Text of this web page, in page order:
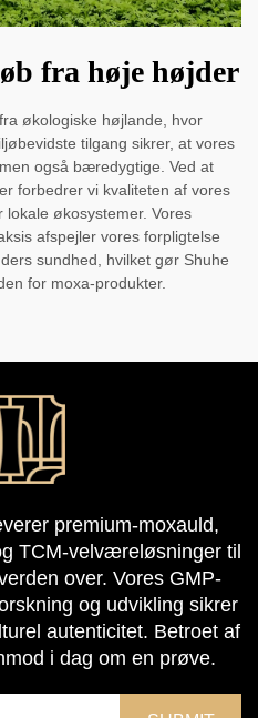
fra høje højder
økologiske højlande, hvor
tilgang sikrer, at vores
også bæredygtige. Ved at
forbedrer vi kvaliteten af vores
økosystemer. Vores
afspejler vores forpligtelse
sundhed, hvilket gør Shuhe
for moxa-produkter.
premium-moxauld,
TCM-velværeløsninger til
over. Vores GMP-
og udvikling sikrer
autenticitet. Betroet af
i dag om en prøve.